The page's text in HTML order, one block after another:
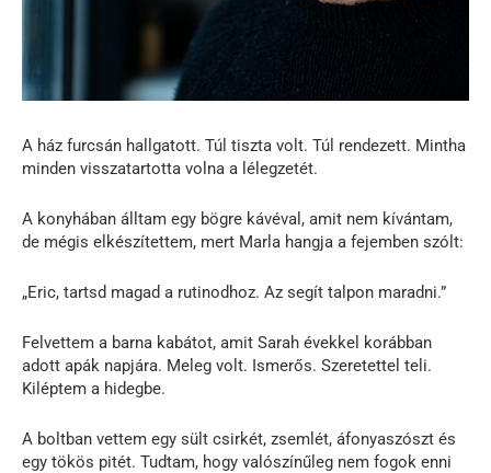
A ház furcsán hallgatott. Túl tiszta volt. Túl rendezett. Mintha
minden visszatartotta volna a lélegzetét.
A konyhában álltam egy bögre kávéval, amit nem kívántam,
de mégis elkészítettem, mert Marla hangja a fejemben szólt:
„Eric, tartsd magad a rutinodhoz. Az segít talpon maradni.”
Felvettem a barna kabátot, amit Sarah évekkel korábban
adott apák napjára. Meleg volt. Ismerős. Szeretettel teli.
Kiléptem a hidegbe.
A boltban vettem egy sült csirkét, zsemlét, áfonyaszószt és
egy tökös pitét. Tudtam, hogy valószínűleg nem fogok enni